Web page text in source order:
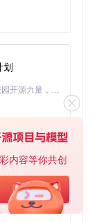
内容等你共创
"功能，输入配
即可快速获取
单脚本调用工
划
「源启盛夏」暑期校园开发者成长计划旨在激活校园开源力量，通过积分激励、认证扶持、资源倾斜等形式，引导高校组织和开发者完成「入驻 — 建项目 — 做贡献 — 获认证 — 得资源」的完整闭环。无论你是想带领社团入驻平台的组织者，还是希望用代码贡献证明自己的开发者，都能在这里找到属于你的成长路径。
基于Python的Xiaozhi AI，适用于想要完整Xiaozhi体验而无需拥有专用硬件的用户。